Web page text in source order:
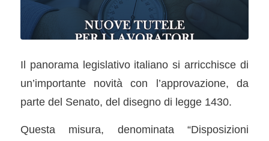
Il panorama legislativo italiano si arricchisce di
un’importante novità con l’approvazione, da
parte del Senato, del disegno di legge 1430.
Questa misura, denominata “Disposizioni